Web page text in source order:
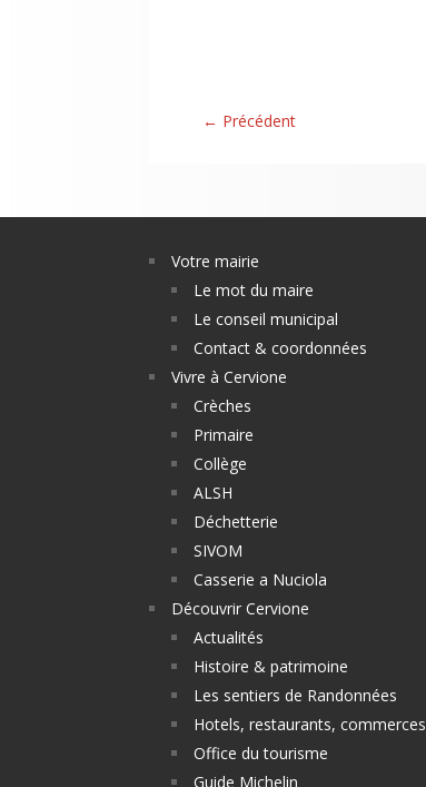
← Précédent
Votre mairie
Le mot du maire
Le conseil municipal
Contact & coordonnées
Vivre à Cervione
Crèches
Primaire
Collège
ALSH
Déchetterie
SIVOM
Casserie a Nuciola
Découvrir Cervione
Actualités
Histoire & patrimoine
Les sentiers de Randonnées
Hotels, restaurants, commerces
Office du tourisme
Guide Michelin